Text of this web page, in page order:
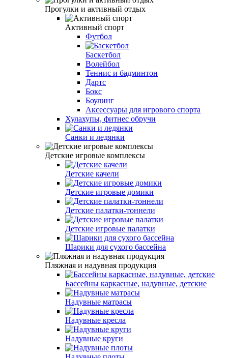
Прогулки и активный отдых
Активный спорт
Футбол
Баскетбол
Волейбол
Теннис и бадминтон
Дартс
Бокс
Боулинг
Аксессуары для игрового спорта
Хулахупы, фитнес обручи
Санки и ледянки
Детские игровые комплексы
Детские качели
Детские игровые домики
Детские палатки-тоннели
Детские игровые палатки
Шарики для сухого бассейна
Пляжная и надувная продукция
Бассейны каркасные, надувные, детские
Надувные матрасы
Надувные кресла
Надувные круги